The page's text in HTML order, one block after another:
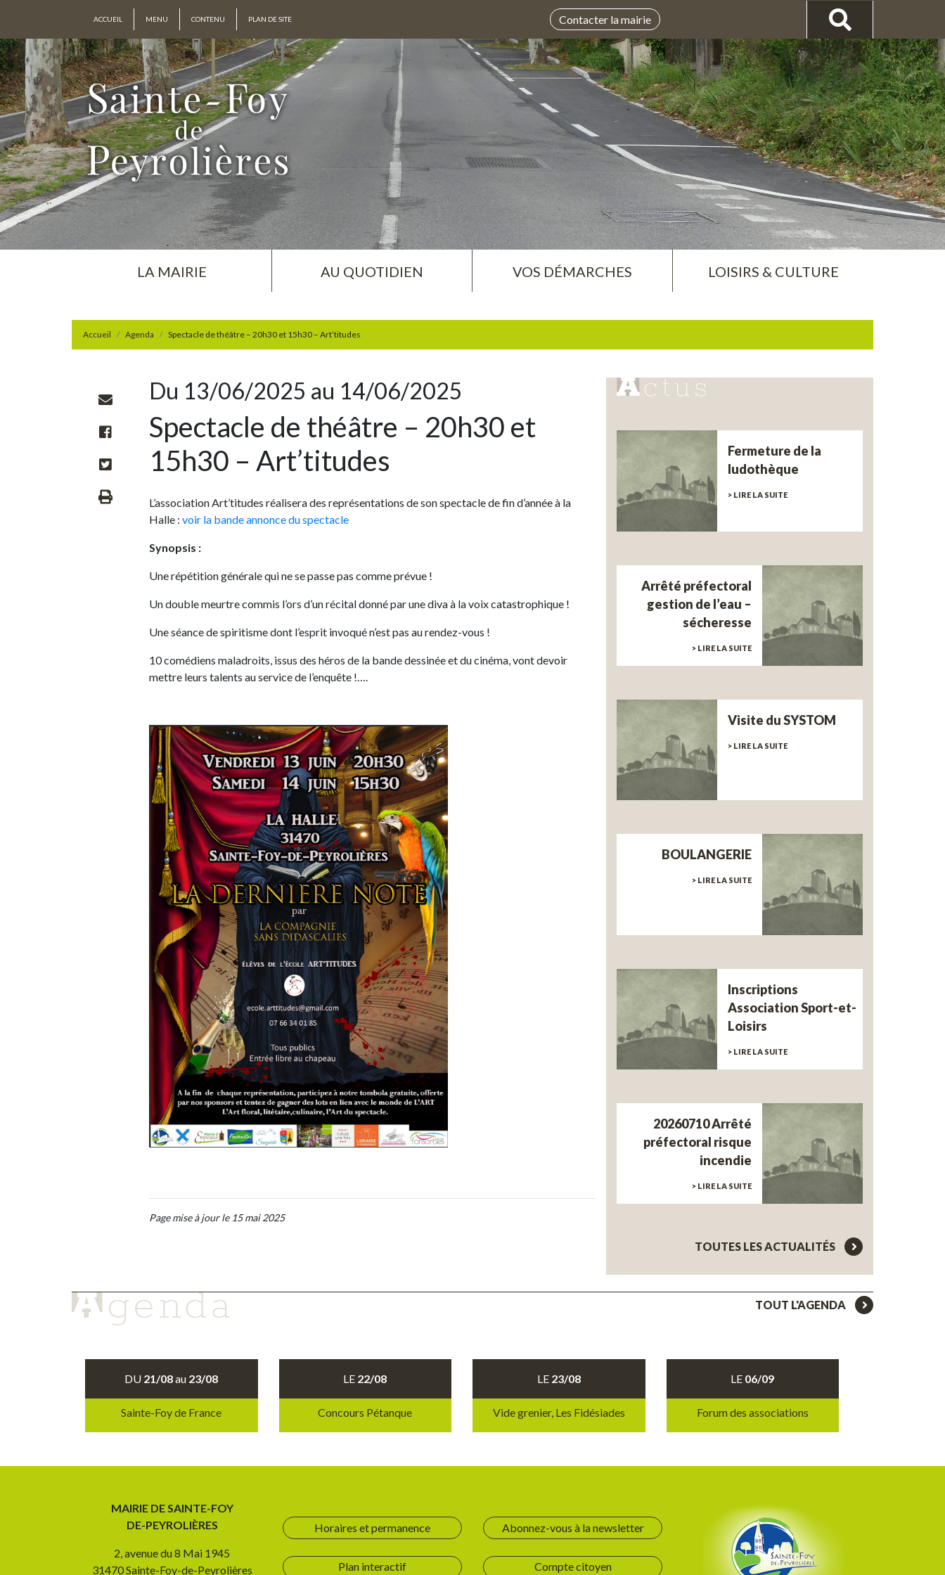
ACCUEIL MENU CONTENU PLAN DE SITE Contacter la mairie
LA MAIRIE AU QUOTIDIEN VOS DÉMARCHES LOISIRS & CULTURE
Accueil Agenda Spectacle de théâtre – 20h30 et 15h30 – Art’titudes
Du 13/06/2025 au 14/06/2025
Spectacle de théâtre – 20h30 et
15h30 – Art’titudes
L’association Art’titudes réalisera des représentations de son spectacle de fin d’année à la
Halle : voir la bande annonce du spectacle
Synopsis :
Une répétition générale qui ne se passe pas comme prévue !
Un double meurtre commis l’ors d’un récital donné par une diva à la voix catastrophique !
Une séance de spiritisme dont l’esprit invoqué n’est pas au rendez-vous !
10 comédiens maladroits, issus des héros de la bande dessinée et du cinéma, vont devoir
mettre leurs talents au service de l’enquête !….
Page mise à jour le 15 mai 2025
Fermeture de la
ludothèque
> LIRE LA SUITE
Arrêté préfectoral
gestion de l’eau –
sécheresse
> LIRE LA SUITE
Visite du SYSTOM
> LIRE LA SUITE
BOULANGERIE
> LIRE LA SUITE
Inscriptions
Association Sport-et-
Loisirs
> LIRE LA SUITE
20260710 Arrêté
préfectoral risque
incendie
> LIRE LA SUITE
TOUTES LES ACTUALITÉS
TOUT L'AGENDA
DU 21/08au 23/08
Sainte-Foy de France
LE 22/08
Concours Pétanque
LE 23/08
Vide grenier, Les Fidésiades
LE 06/09
Forum des associations
MAIRIE DE SAINTE-FOY
DE-PEYROLIÈRES
2, avenue du 8 Mai 1945
31470 Sainte-Foy-de-Peyrolières
Horaires et permanence
Plan interactif
Abonnez-vous à la newsletter
Compte citoyen